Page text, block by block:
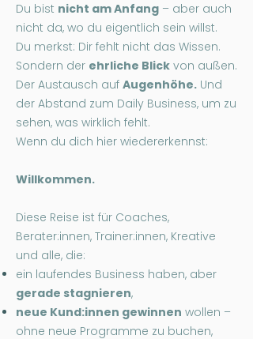
Du bist nicht am Anfang – aber auch
nicht da, wo du eigentlich sein willst.
Du merkst: Dir fehlt nicht das Wissen.
Sondern der ehrliche Blick von außen.
Der Austausch auf Augenhöhe. Und
der Abstand zum Daily Business, um zu
sehen, was wirklich fehlt.
Wenn du dich hier wiedererkennst:
Willkommen.
Diese Reise ist für Coaches,
Berater:innen, Trainer:innen, Kreative
und alle, die:
ein laufendes Business haben, aber
gerade stagnieren,
neue Kund:innen gewinnen wollen –
ohne neue Programme zu buchen,